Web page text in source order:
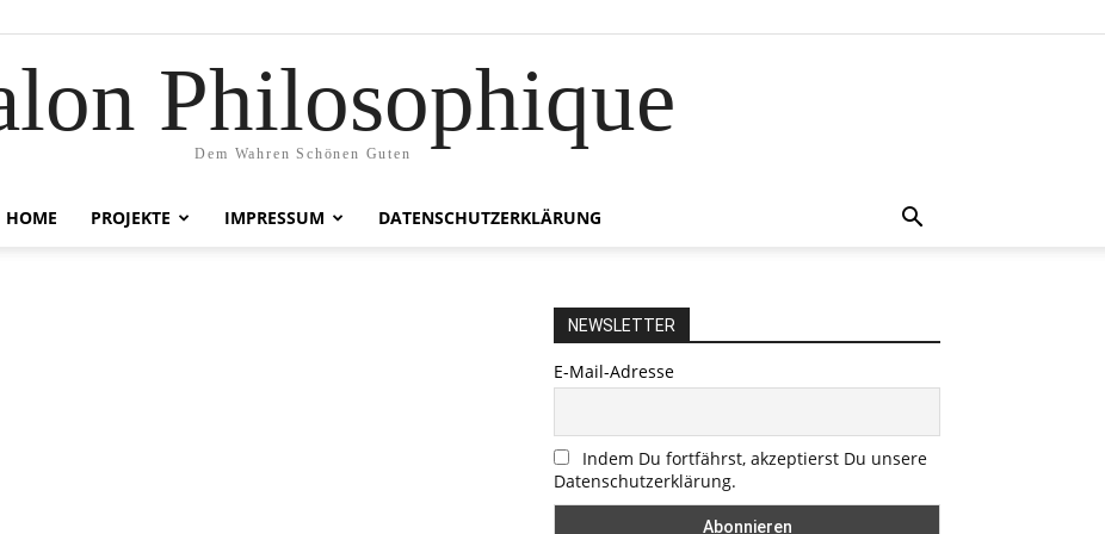
Philosophique
Dem Wahren Schönen Guten
HOME PROJEKTE IMPRESSUM DATENSCHUTZERKLÄRUNG
NEWSLETTER
E-Mail-Adresse
Indem Du fortfährst, akzeptierst Du unsere
Datenschutzerklärung.